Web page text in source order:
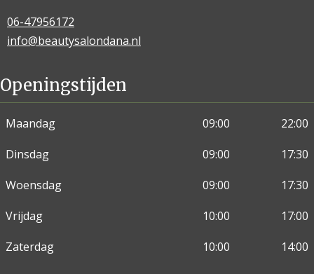
06-47956172
info@beautysalondana.nl
Openingstijden
Maandag 09:00
22:00
Dinsdag
09:00
17:30
Woensdag
09:00
17:30
Vrijdag
10:00
17:00
Zaterdag
10:00 14:00